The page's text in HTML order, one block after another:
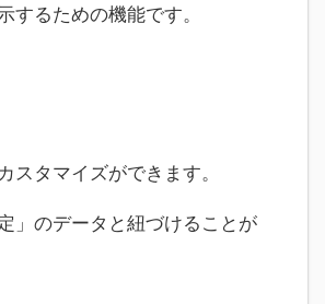
するための機能です。
スタマイズができます。
」のデータと紐づけることが